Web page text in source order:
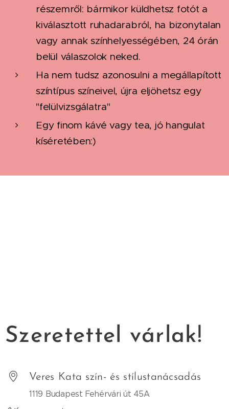
részemről: bármikor küldhetsz fotót a
kiválasztott ruhadarabról, ha bizonytalan
vagy annak színhelyességében, 24 órán
belül válaszolok neked.
Ha nem tudsz azonosulni a megállapított
színtípus színeivel, újra eljöhetsz egy
"felülvizsgálatra"
Egy finom kávé vagy tea, jó hangulat
kíséretében:)
Szeretettel várlak!
Veres Kata szín- és stílustanácsadás
1119 Budapest Fehérvári út 45A